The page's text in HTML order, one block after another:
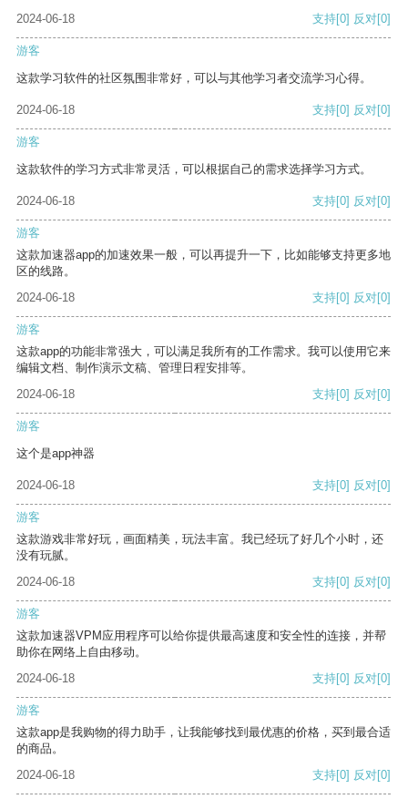
2024-06-18 支持[0] 反对[0]
游客
这款学习软件的社区氛围非常好，可以与其他学习者交流学习心得。
2024-06-18 支持[0] 反对[0]
游客
这款软件的学习方式非常灵活，可以根据自己的需求选择学习方式。
2024-06-18 支持[0] 反对[0]
游客
这款加速器app的加速效果一般，可以再提升一下，比如能够支持更多地
区的线路。
2024-06-18
支持[0] 反对[0]
游客
这款app的功能非常强大，可以满足我所有的工作需求。我可以使用它来
编辑文档、制作演示文稿、管理日程安排等。
2024-06-18
支持[0] 反对[0]
游客
这个是app神器
2024-06-18 支持[0] 反对[0]
游客
这款游戏非常好玩，画面精美，玩法丰富。我已经玩了好几个小时，还
没有玩腻。
2024-06-18
支持[0] 反对[0]
游客
这款加速器VPM应用程序可以给你提供最高速度和安全性的连接，并帮
助你在网络上自由移动。
2024-06-18
支持[0] 反对[0]
游客
这款app是我购物的得力助手，让我能够找到最优惠的价格，买到最合适
的商品。
2024-06-18
支持[0] 反对[0]